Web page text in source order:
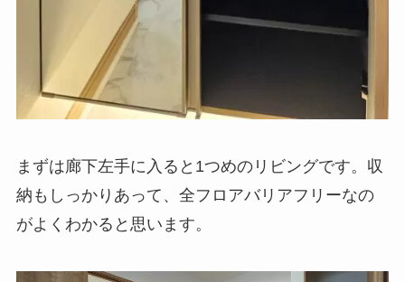
まずは廊下左手に入ると1つめのリビングです。収
納もしっかりあって、全フロアバリアフリーなの
がよくわかると思います。